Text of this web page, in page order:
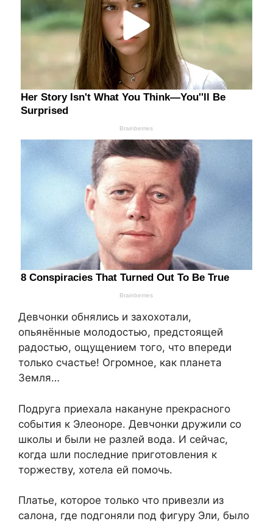
Девчонки обнялись и захохотали,
опьянённые молодостью, предстоящей
радостью, ощущением того, что впереди
только счастье! Огромное, как планета
Земля…
Подруга приехала накануне прекрасного
события к Элеоноре. Девчонки дружили со
школы и были не разлей вода. И сейчас,
когда шли последние приготовления к
торжеству, хотела ей помочь.
Платье, которое только что привезли из
салона, где подгоняли под фигуру Эли, было